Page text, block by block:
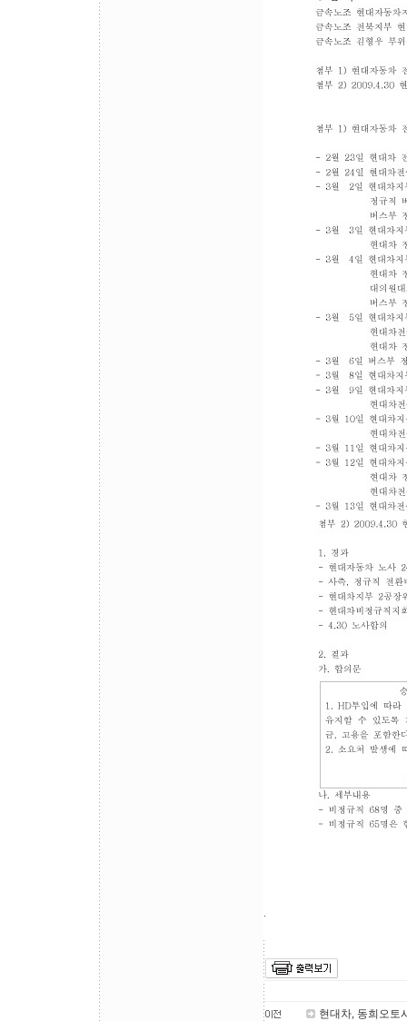
.
현대차, 동희오토